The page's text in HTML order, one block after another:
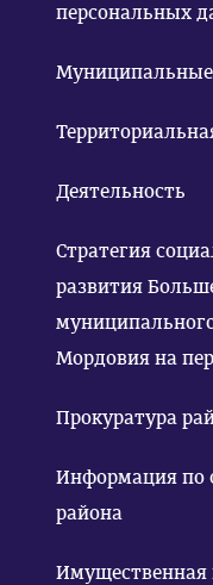
персональных
Муниципальные
Деятельность
Стратегия
развития
Прокуратура
Информация по
района